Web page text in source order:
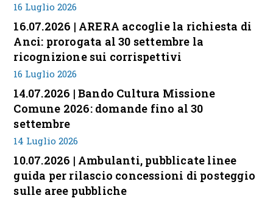
16 Luglio 2026
16.07.2026 | ARERA accoglie la richiesta di
Anci: prorogata al 30 settembre la
ricognizione sui corrispettivi
16 Luglio 2026
14.07.2026 | Bando Cultura Missione
Comune 2026: domande fino al 30
settembre
14 Luglio 2026
10.07.2026 | Ambulanti, pubblicate linee
guida per rilascio concessioni di posteggio
sulle aree pubbliche